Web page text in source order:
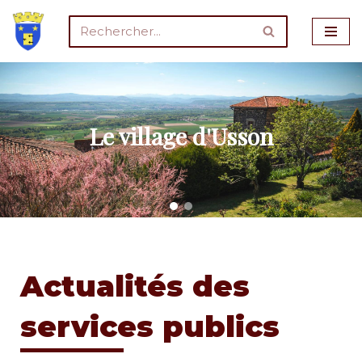
Aller
au
contenu
Le village d'Usson
Actualités des
services publics